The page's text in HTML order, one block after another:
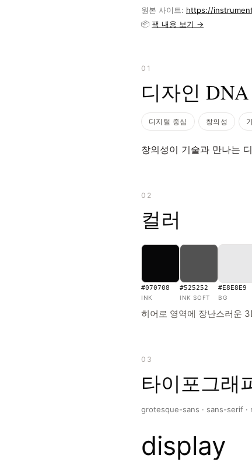
원본 사이트: https://
📦 팩 내용 보기 →
01
디자인 DNA
디지털 중심 창의성
창의성이 기술과 만나는
02
컬러
#070708
INK
#525252
INK SOFT
#E8E8E9
BG
히어로 영역에 장난스러운
03
타이포그래
grotesque-sans · sans-serif ·
display